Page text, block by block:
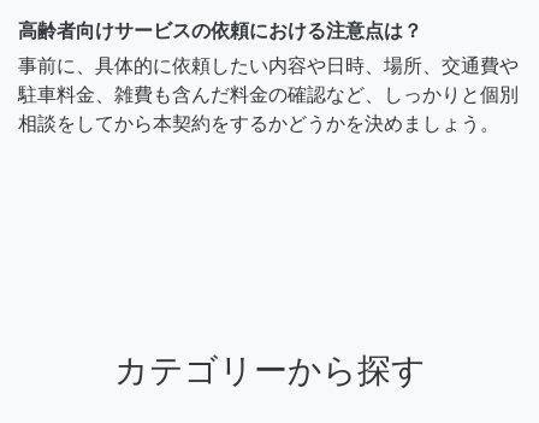
高齢者向けサービスの依頼における注意点は？
事前に、具体的に依頼したい内容や日時、場所、交通費や
駐車料金、雑費も含んだ料金の確認など、しっかりと個別
相談をしてから本契約をするかどうかを決めましょう。
カテゴリーから探す